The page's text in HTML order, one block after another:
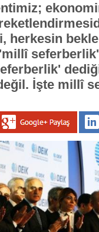
herkesin
İşte millî